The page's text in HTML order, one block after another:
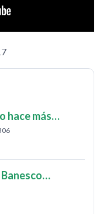
hace más…
Banesco…